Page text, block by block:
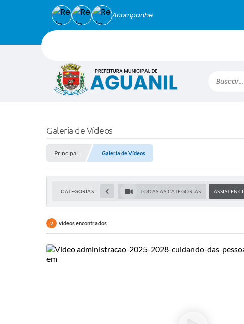
Buscar...
Acompanhe
Galeria de Vídeos
Principal Galeria de Vídeos
CATEGORIAS TODAS AS CATEGORIAS
2 vídeos encontrados